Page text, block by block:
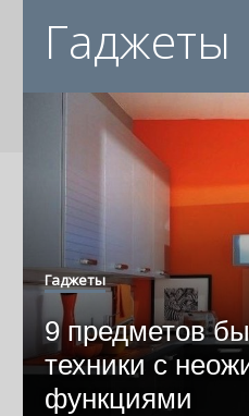
Гаджеты
Гаджеты
9 предметов
техники с
функциями